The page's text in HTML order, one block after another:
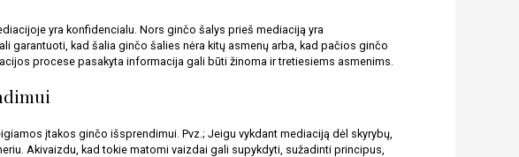
yra konfidencialu. Nors ginčo šalys prieš mediaciją yra
garantuoti, kad šalia ginčo šalies nėra kitų asmenų arba, kad pačios ginčo
procese pasakyta informacija gali būti žinoma ir tretiesiems asmenims.
įtakos ginčo išsprendimui. Pvz.; Jeigu vykdant mediaciją dėl skyrybų,
Akivaizdu, kad tokie matomi vaizdai gali supykdyti, sužadinti principus,